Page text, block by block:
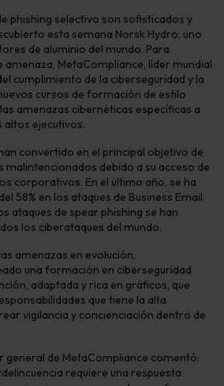
phishing selectivo son sofisticados y
esta semana Norsk Hydro, uno
de aluminio del mundo. Para
MetaCompliance, líder mundial
cumplimiento de la ciberseguridad y la
cursos de formación de estilo
amenazas cibernéticas específicas a
altos ejecutivos.
convertido en el principal objetivo de
debido a su acceso de
corporativos. En el último año, se ha
58% en los ataques de Business Email
ataques de spear phishing se han
los ciberataques del mundo.
amenazas en evolución,
una formación en ciberseguridad
adaptada y rica en gráficos, que
que tiene la alta
vigilancia y concienciación dentro de
general de MetaCompliance comentó:
requiere una respuesta